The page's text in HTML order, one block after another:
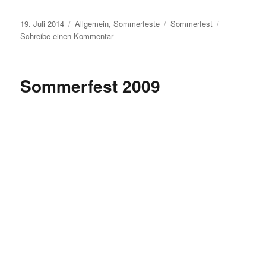
Veröffentlicht
am
19. Juli 2014 Kategorien
Allgemein,Sommerfeste Schlagwörter
Sommerfest
Schreibe einen Kommentarzu
im
Sommerfest 2009